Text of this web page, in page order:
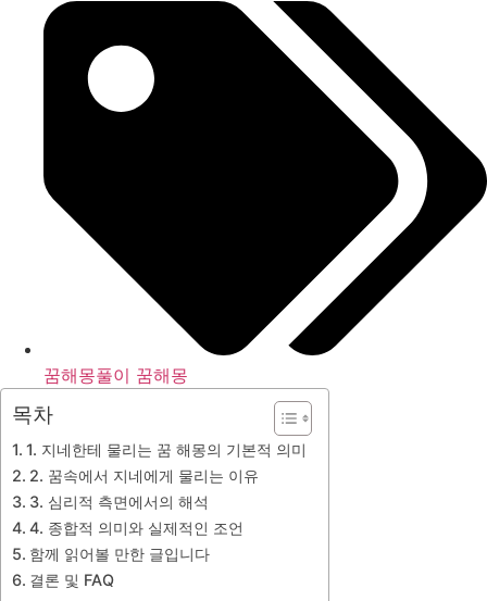
꿈해몽풀이 꿈해몽
목차
1. 지네한테 물리는 꿈 해몽의 기본적 의미
2. 꿈속에서 지네에게 물리는 이유
3. 심리적 측면에서의 해석
4. 종합적 의미와 실제적인 조언
함께 읽어볼 만한 글입니다
결론 및 FAQ